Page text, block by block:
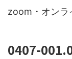
zoom・オンラ
0407-